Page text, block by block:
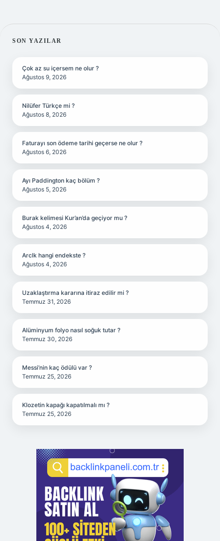
SIDEBAR
SON YAZILAR
Çok az su içersem ne olur ?
Ağustos 9, 2026
Nilüfer Türkçe mi ?
Ağustos 8, 2026
Faturayı son ödeme tarihi geçerse ne olur ?
Ağustos 6, 2026
Ayı Paddington kaç bölüm ?
Ağustos 5, 2026
Burak kelimesi Kur’an’da geçiyor mu ?
Ağustos 4, 2026
Arclk hangi endekste ?
Ağustos 4, 2026
Uzaklaştırma kararına itiraz edilir mi ?
Temmuz 31, 2026
Alüminyum folyo nasıl soğuk tutar ?
Temmuz 30, 2026
Messi’nin kaç ödülü var ?
Temmuz 25, 2026
Klozetin kapağı kapatılmalı mı ?
Temmuz 25, 2026